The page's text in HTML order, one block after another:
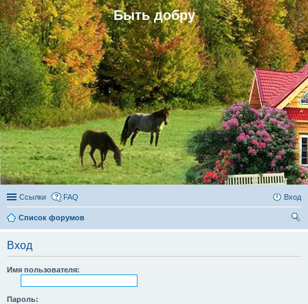
Быть добру
Ссылки FAQ Вход
Список форумов
Вход
Имя пользователя:
Пароль: